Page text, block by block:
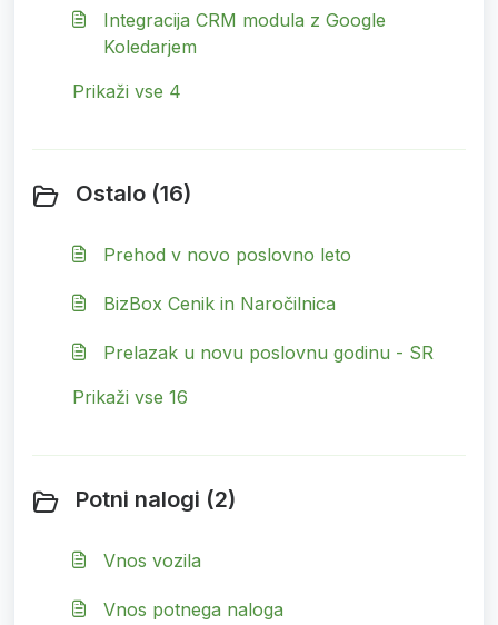
Integracija CRM modula z Google
Koledarjem
Prikaži vse 4
Ostalo (16)
Prehod v novo poslovno leto
BizBox Cenik in Naročilnica
Prelazak u novu poslovnu godinu - SR
Prikaži vse 16
Potni nalogi (2)
Vnos vozila
Vnos potnega naloga